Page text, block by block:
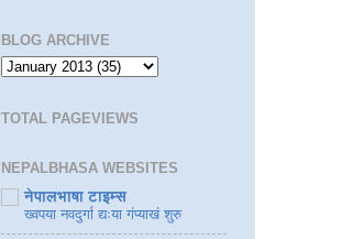
BLOG ARCHIVE
TOTAL PAGEVIEWS
NEPALBHASA WEBSITES
नेपालभाषा टाइम्स
ख्वपया नवदुर्गा द्यःया गंप्याखं शुरु